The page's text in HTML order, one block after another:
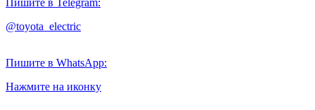
Пишите в Telegram:
@toyota_electric
Пишите в WhatsApp:
Нажмите на иконку